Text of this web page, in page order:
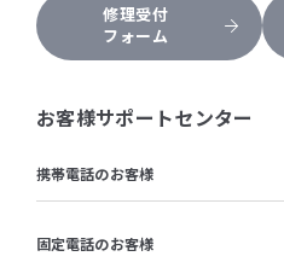
修理受付
フォーム
お客様サポートセンター
携帯電話のお客様
固定電話のお客様